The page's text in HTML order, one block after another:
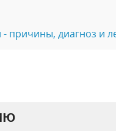
причины, диагноз и